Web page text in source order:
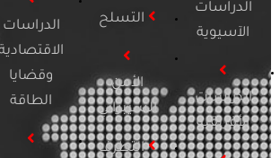
الدراسات
الآسيوية
الدراسات
الأفريقية
التسلح
الأمن
السيبراني
التطرف
الدراسات
الاقتصادية
وقضايا
الطاقة